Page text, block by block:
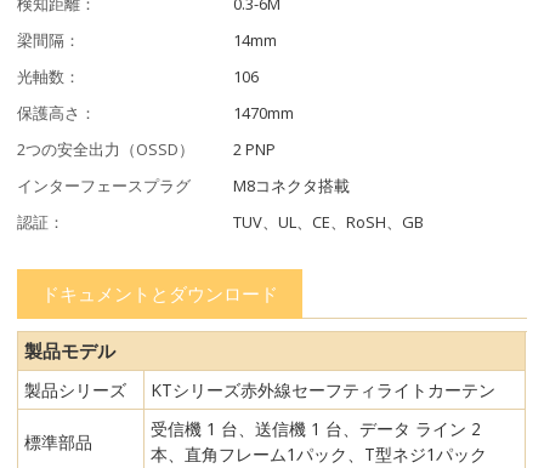
梁間隔：
14mm
光軸数：
106
保護高さ：
1470mm
2つの安全出力（OSSD）
2 PNP
インターフェースプラグ
M8コネクタ搭載
認証：
TUV、UL、CE、RoSH、GB
ドキュメントとダウンロード
製品モデル
製品シリーズ KTシリーズ赤外線セーフティライトカーテン
標準部品
受信機 1 台、送信機 1 台、データ ライン 2
本、直角フレーム1パック、T型ネジ1パック